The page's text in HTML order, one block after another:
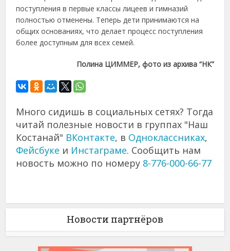
поступления в первые классы лицеев и гимназий
полностью отменены. Теперь дети принимаются на
общих основаниях, что делает процесс поступления
более доступным для всех семей.
Полина ЦИММЕР, фото из архива “НК”
Много сидишь в социальных сетях? Тогда
читай полезные новости в группах "Наш
Костанай" ВКонтакте, в Одноклассниках,
Фейсбуке и Инстаграме. Сообщить нам
новость можно по номеру 8-776-000-66-77
Новости партнёров